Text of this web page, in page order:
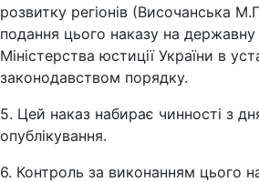
розвитку регіонів (Височанська
подання цього наказу на
Міністерства юстиції України в
законодавством порядку.
5. Цей наказ набирає чинності з
опублікування.
6. Контроль за виконанням цього